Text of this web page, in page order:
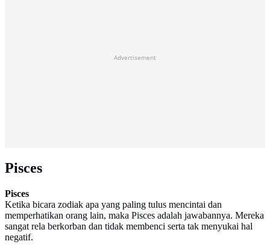
Advertisement
Pisces
Pisces
Ketika bicara zodiak apa yang paling tulus mencintai dan
memperhatikan orang lain, maka Pisces adalah jawabannya. Mereka
sangat rela berkorban dan tidak membenci serta tak menyukai hal
negatif.